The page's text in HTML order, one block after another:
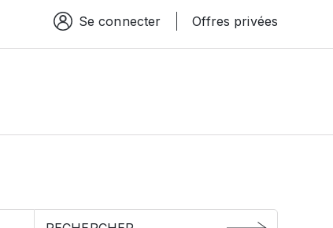
Espace connexion
Se connecter Offres privées